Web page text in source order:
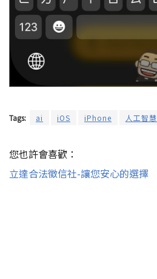
Tags: ai iOS iPhone 人工智慧
您也許會喜歡：
立達合法徵信社-讓您安心的選擇